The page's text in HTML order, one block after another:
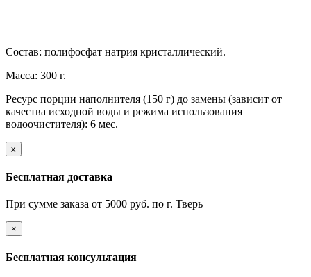
Состав: полифосфат натрия кристаллический.
Масса: 300 г.
Ресурс порции наполнителя (150 г) до замены (зависит от
качества исходной воды и режима использования
водоочистителя): 6 мес.
х
Бесплатная доставка
При сумме заказа от 5000 руб. по г. Тверь
×
Бесплатная консультация